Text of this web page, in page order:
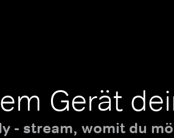
Gerät
- stream, womit du